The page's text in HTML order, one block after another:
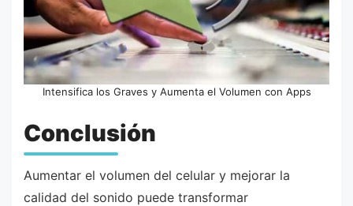
Intensifica los Graves y Aumenta el Volumen con Apps
Conclusión
Aumentar el volumen del celular y mejorar la
calidad del sonido puede transformar